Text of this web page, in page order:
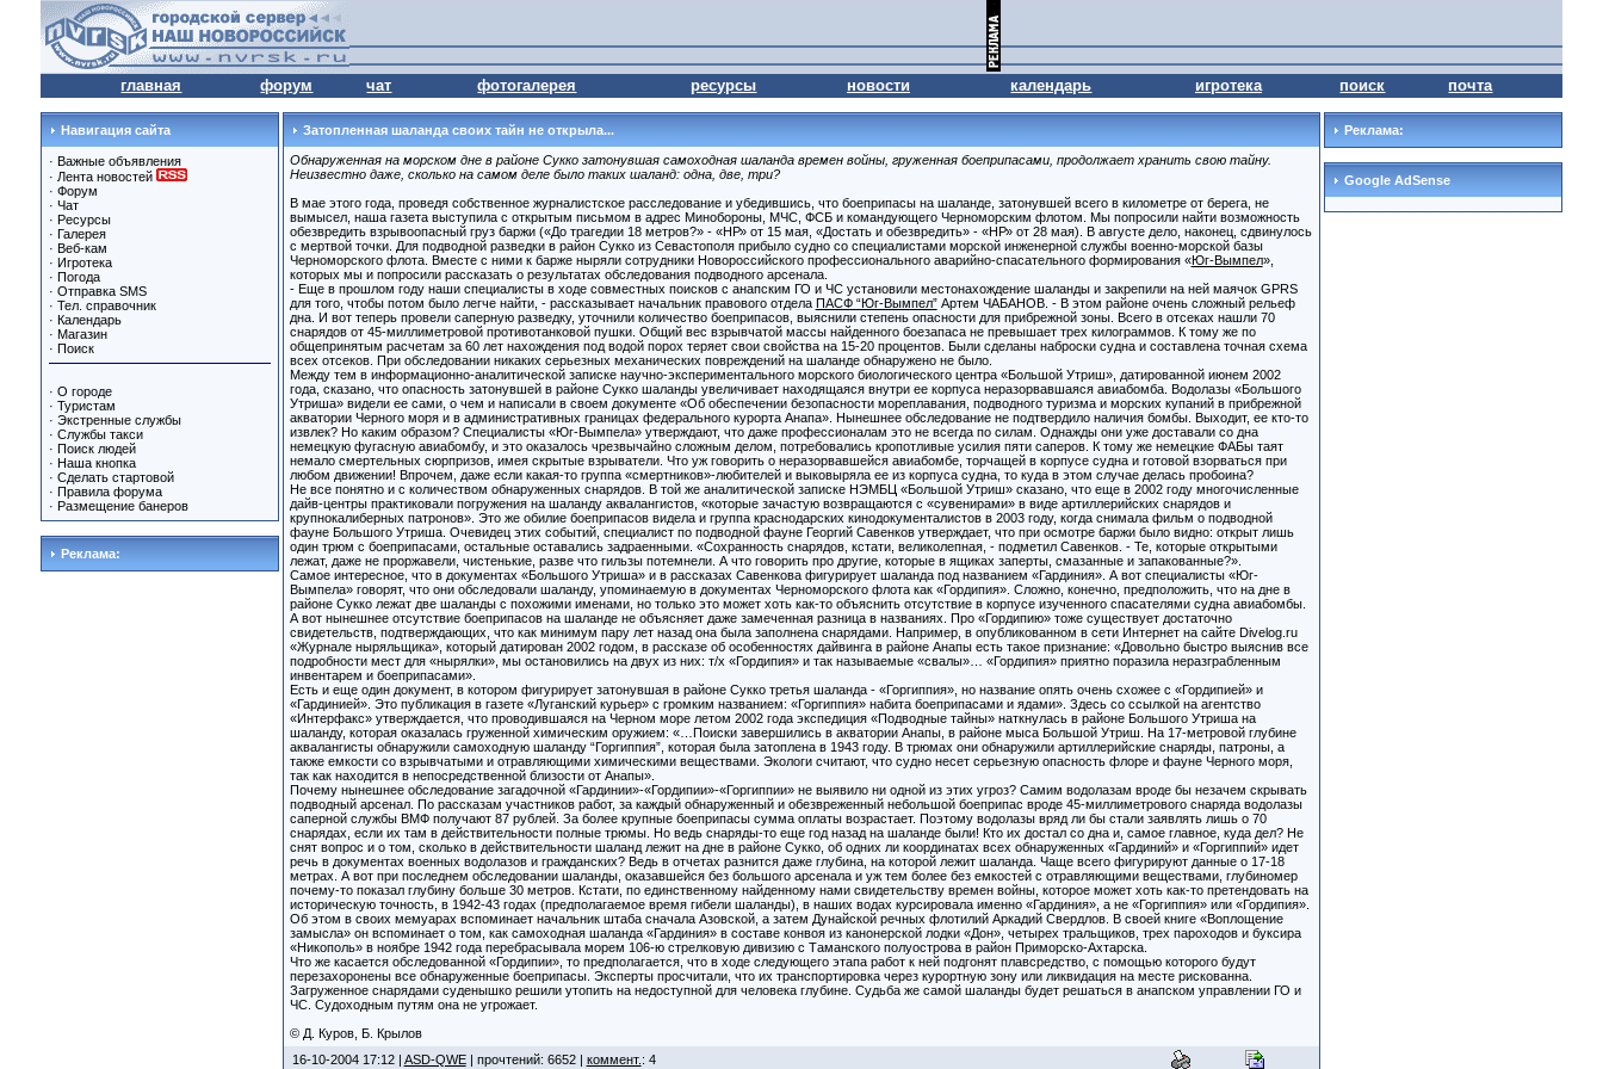
главная форум чат фотогалерея ресурсы новости календарь игротека поиск почта
Навигация сайта
· Важные объявления
· Лента новостей
· Форум
· Чат
· Ресурсы
· Галерея
· Веб-кам
· Игротека
· Погода
· Отправка SMS
· Тел. справочник
· Календарь
· Магазин
· Поиск
· О городе
· Туристам
· Экстренные службы
· Службы такси
· Поиск людей
· Наша кнопка
· Сделать стартовой
· Правила форума
· Размещение банеров
Реклама:
Затопленная шаланда своих тайн не открыла...
Обнаруженная на морском дне в районе Сукко затонувшая самоходная шаланда времен войны, груженная боеприпасами, продолжает хранить свою тайну.
Неизвестно даже, сколько на самом деле было таких шаланд: одна, две, три?
В мае этого года, проведя собственное журналистское расследование и убедившись, что боеприпасы на шаланде, затонувшей всего в километре от берега, не
вымысел, наша газета выступила с открытым письмом в адрес Минобороны, МЧС, ФСБ и командующего Черноморским флотом. Мы попросили найти возможность
обезвредить взрывоопасный груз баржи («До трагедии 18 метров?» - «НР» от 15 мая, «Достать и обезвредить» - «НР» от 28 мая). В августе дело, наконец, сдвинулось
с мертвой точки. Для подводной разведки в район Сукко из Севастополя прибыло судно со специалистами морской инженерной службы военно-морской базы
Черноморского флота. Вместе с ними к барже ныряли сотрудники Новороссийского профессионального аварийно-спасательного формирования «Юг-Вымпел»,
которых мы и попросили рассказать о результатах обследования подводного арсенала.
- Еще в прошлом году наши специалисты в ходе совместных поисков с анапским ГО и ЧС установили местонахождение шаланды и закрепили на ней маячок GPRS
для того, чтобы потом было легче найти, - рассказывает начальник правового отдела ПАСФ “Юг-Вымпел”Артем ЧАБАНОВ. - В этом районе очень сложный рельеф
дна. И вот теперь провели саперную разведку, уточнили количество боеприпасов, выяснили степень опасности для прибрежной зоны. Всего в отсеках нашли 70
снарядов от 45-миллиметровой противотанковой пушки. Общий вес взрывчатой массы найденного боезапаса не превышает трех килограммов. К тому же по
общепринятым расчетам за 60 лет нахождения под водой порох теряет свои свойства на 15-20 процентов. Были сделаны наброски судна и составлена точная схема
всех отсеков. При обследовании никаких серьезных механических повреждений на шаланде обнаружено не было.
Между тем в информационно-аналитической записке научно-экспериментального морского биологического центра «Большой Утриш», датированной июнем 2002
года, сказано, что опасность затонувшей в районе Сукко шаланды увеличивает находящаяся внутри ее корпуса неразорвавшаяся авиабомба. Водолазы «Большого
Утриша» видели ее сами, о чем и написали в своем документе «Об обеспечении безопасности мореплавания, подводного туризма и морских купаний в прибрежной
акватории Черного моря и в административных границах федерального курорта Анапа». Нынешнее обследование не подтвердило наличия бомбы. Выходит, ее кто-то
извлек? Но каким образом? Специалисты «Юг-Вымпела» утверждают, что даже профессионалам это не всегда по силам. Однажды они уже доставали со дна
немецкую фугасную авиабомбу, и это оказалось чрезвычайно сложным делом, потребовались кропотливые усилия пяти саперов. К тому же немецкие ФАБы таят
немало смертельных сюрпризов, имея скрытые взрыватели. Что уж говорить о неразорвавшейся авиабомбе, торчащей в корпусе судна и готовой взорваться при
любом движении! Впрочем, даже если какая-то группа «смертников»-любителей и выковыряла ее из корпуса судна, то куда в этом случае делась пробоина?
Не все понятно и с количеством обнаруженных снарядов. В той же аналитической записке НЭМБЦ «Большой Утриш» сказано, что еще в 2002 году многочисленные
дайв-центры практиковали погружения на шаланду аквалангистов, «которые зачастую возвращаются с «сувенирами» в виде артиллерийских снарядов и
крупнокалиберных патронов». Это же обилие боеприпасов видела и группа краснодарских кинодокументалистов в 2003 году, когда снимала фильм о подводной
фауне Большого Утриша. Очевидец этих событий, специалист по подводной фауне Георгий Савенков утверждает, что при осмотре баржи было видно: открыт лишь
один трюм с боеприпасами, остальные оставались задраенными. «Сохранность снарядов, кстати, великолепная, - подметил Савенков. - Те, которые открытыми
лежат, даже не проржавели, чистенькие, разве что гильзы потемнели. А что говорить про другие, которые в ящиках заперты, смазанные и запакованные?».
Самое интересное, что в документах «Большого Утриша» и в рассказах Савенкова фигурирует шаланда под названием «Гардиния». А вот специалисты «Юг-
Вымпела» говорят, что они обследовали шаланду, упоминаемую в документах Черноморского флота как «Гордипия». Сложно, конечно, предположить, что на дне в
районе Сукко лежат две шаланды с похожими именами, но только это может хоть как-то объяснить отсутствие в корпусе изученного спасателями судна авиабомбы.
А вот нынешнее отсутствие боеприпасов на шаланде не объясняет даже замеченная разница в названиях. Про «Гордипию» тоже существует достаточно
свидетельств, подтверждающих, что как минимум пару лет назад она была заполнена снарядами. Например, в опубликованном в сети Интернет на сайте Divelog.ru
«Журнале ныряльщика», который датирован 2002 годом, в рассказе об особенностях дайвинга в районе Анапы есть такое признание: «Довольно быстро выяснив все
подробности мест для «нырялки», мы остановились на двух из них: т/х «Гордипия» и так называемые «свалы»… «Гордипия» приятно поразила неразграбленным
инвентарем и боеприпасами».
Есть и еще один документ, в котором фигурирует затонувшая в районе Сукко третья шаланда - «Горгиппия», но название опять очень схожее с «Гордипией» и
«Гардинией». Это публикация в газете «Луганский курьер» с громким названием: «Горгиппия» набита боеприпасами и ядами». Здесь со ссылкой на агентство
«Интерфакс» утверждается, что проводившаяся на Черном море летом 2002 года экспедиция «Подводные тайны» наткнулась в районе Большого Утриша на
шаланду, которая оказалась груженной химическим оружием: «…Поиски завершились в акватории Анапы, в районе мыса Большой Утриш. На 17-метровой глубине
аквалангисты обнаружили самоходную шаланду “Горгиппия”, которая была затоплена в 1943 году. В трюмах они обнаружили артиллерийские снаряды, патроны, а
также емкости со взрывчатыми и отравляющими химическими веществами. Экологи считают, что судно несет серьезную опасность флоре и фауне Черного моря,
так как находится в непосредственной близости от Анапы».
Почему нынешнее обследование загадочной «Гардинии»-«Гордипии»-«Горгиппии» не выявило ни одной из этих угроз? Самим водолазам вроде бы незачем скрывать
подводный арсенал. По рассказам участников работ, за каждый обнаруженный и обезвреженный небольшой боеприпас вроде 45-миллиметрового снаряда водолазы
саперной службы ВМФ получают 87 рублей. За более крупные боеприпасы сумма оплаты возрастает. Поэтому водолазы вряд ли бы стали заявлять лишь о 70
снарядах, если их там в действительности полные трюмы. Но ведь снаряды-то еще год назад на шаланде были! Кто их достал со дна и, самое главное, куда дел? Не
снят вопрос и о том, сколько в действительности шаланд лежит на дне в районе Сукко, об одних ли координатах всех обнаруженных «Гардиний» и «Горгиппий» идет
речь в документах военных водолазов и гражданских? Ведь в отчетах разнится даже глубина, на которой лежит шаланда. Чаще всего фигурируют данные о 17-18
метрах. А вот при последнем обследовании шаланды, оказавшейся без большого арсенала и уж тем более без емкостей с отравляющими веществами, глубиномер
почему-то показал глубину больше 30 метров. Кстати, по единственному найденному нами свидетельству времен войны, которое может хоть как-то претендовать на
историческую точность, в 1942-43 годах (предполагаемое время гибели шаланды), в наших водах курсировала именно «Гардиния», а не «Горгиппия» или «Гордипия».
Об этом в своих мемуарах вспоминает начальник штаба сначала Азовской, а затем Дунайской речных флотилий Аркадий Свердлов. В своей книге «Воплощение
замысла» он вспоминает о том, как самоходная шаланда «Гардиния» в составе конвоя из канонерской лодки «Дон», четырех тральщиков, трех пароходов и буксира
«Никополь» в ноябре 1942 года перебрасывала морем 106-ю стрелковую дивизию с Таманского полуострова в район Приморско-Ахтарска.
Что же касается обследованной «Гордипии», то предполагается, что в ходе следующего этапа работ к ней подгонят плавсредство, с помощью которого будут
перезахоронены все обнаруженные боеприпасы. Эксперты просчитали, что их транспортировка через курортную зону или ликвидация на месте рискованна.
Загруженное снарядами суденышко решили утопить на недоступной для человека глубине. Судьба же самой шаланды будет решаться в анапском управлении ГО и
ЧС. Судоходным путям она не угрожает.
© Д. Куров, Б. Крылов
16-10-2004 17:12 | ASD-QWE| прочтений: 6652 | коммент. : 4
Реклама:
Google AdSense